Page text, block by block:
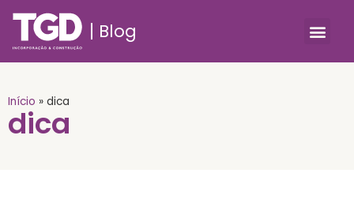
Blog
Início » dica
dica